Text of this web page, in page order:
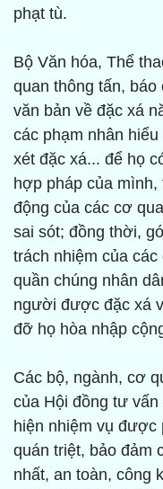
phạt tù.
Bộ Văn hóa, Thể
quan thông tấn,
văn bản về đặc xá
các phạm nhân
xét đặc xá... để họ
hợp pháp của
động của các cơ
sai sót; đồng thời,
trách nhiệm của
quần chúng nhân
người được đặc xá
đỡ họ hòa nhập
Các bộ, ngành, cơ
của Hội đồng tư
hiện nhiệm vụ được
quán triệt, bảo đảm
nhất, an toàn, công